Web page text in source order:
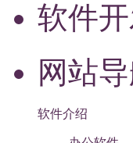
软件
网站
软件介绍